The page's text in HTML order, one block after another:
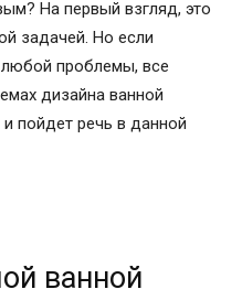
На первый взгляд, это
задачей. Но если
проблемы, все
дизайна ванной
пойдет речь в данной
ванной